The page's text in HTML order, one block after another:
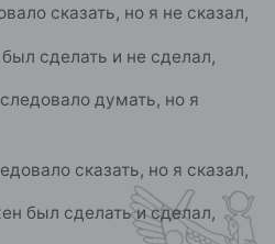
сказать, но я не сказал,
сделать и не сделал,
думать, но я
сказать, но я сказал,
был сделать и сделал,